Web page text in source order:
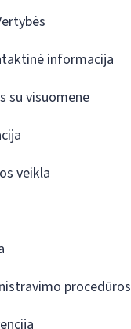
informacija
su visuomene
veikla
procedūros